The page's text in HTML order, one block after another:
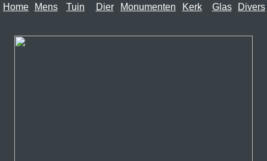
Home Mens Tuin Dier Monumenten Kerk Glas Divers